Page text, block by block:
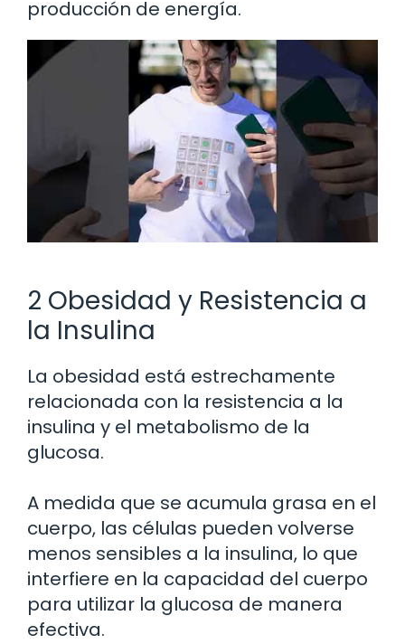
producción de energía.
2 Obesidad y Resistencia a
la Insulina
La obesidad está estrechamente
relacionada con la resistencia a la
insulina y el metabolismo de la
glucosa.
A medida que se acumula grasa en el
cuerpo, las células pueden volverse
menos sensibles a la insulina, lo que
interfiere en la capacidad del cuerpo
para utilizar la glucosa de manera
efectiva.